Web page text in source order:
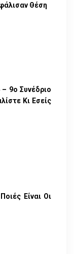
Θέση
9ο Συνέδριο
Κι Εσείς
Είναι Οι